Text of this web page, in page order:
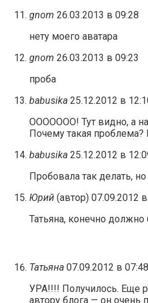
gnom 26.03.2013 в 09:28
нету моего аватара
gnom 26.03.2013 в 09:23
проба
babusika 25.12.2012 в
ООООООО! Тут видно, а на
Почему такая проблема?
babusika 25.12.2012 в
Пробовала так делать,
Юрий (автор) 07.09.2012
Татьяна, конечно
Татьяна 07.09.2012 в 07:48
УРА!!!! Получилось. Еще
автору блога — он